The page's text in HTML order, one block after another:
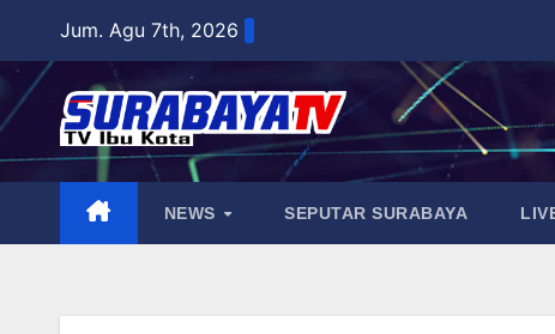
content
Jum. Agu 7th, 2026
NEWS SEPUTAR SURABAYA